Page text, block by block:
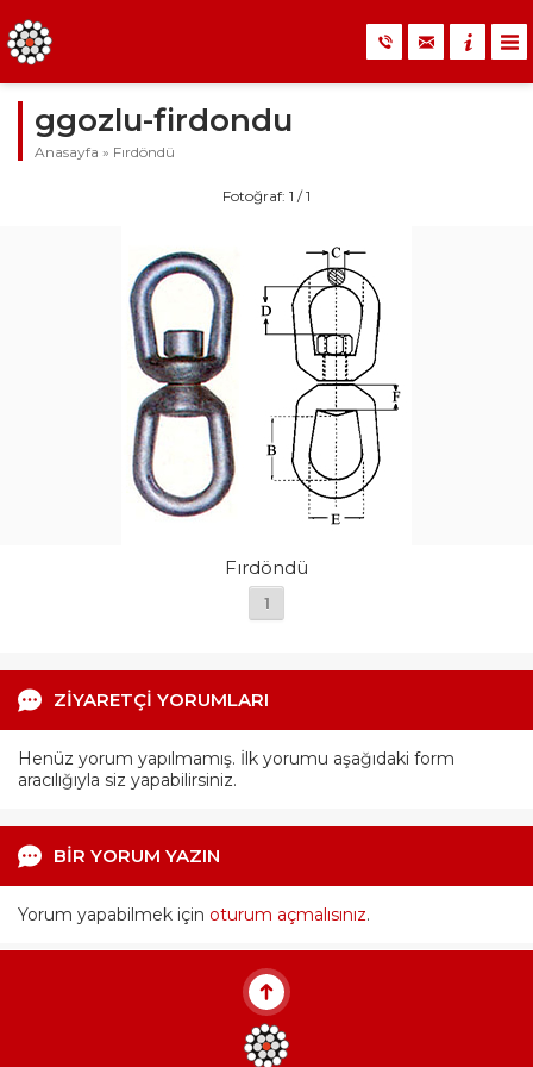
ggozlu-firdondu
Anasayfa » Fırdöndü
Fotoğraf: 1 / 1
Fırdöndü
1
ZİYARETÇİ YORUMLARI
Henüz yorum yapılmamış. İlk yorumu aşağıdaki form
aracılığıyla siz yapabilirsiniz.
BİR YORUM YAZIN
Yorum yapabilmek için oturum açmalısınız.